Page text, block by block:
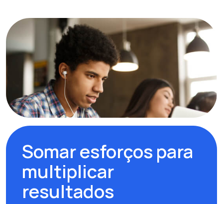
Somar esforços para
multiplicar
resultados